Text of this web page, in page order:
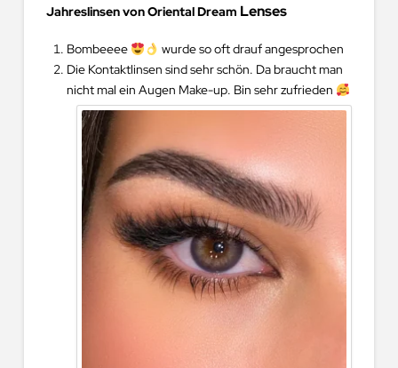
Jahreslinsen von Oriental Dream Lenses
Bombeeee
wurde so oft drauf angesprochen
Die Kontaktlinsen sind sehr schön. Da braucht man
nicht mal ein Augen Make-up. Bin sehr zufrieden